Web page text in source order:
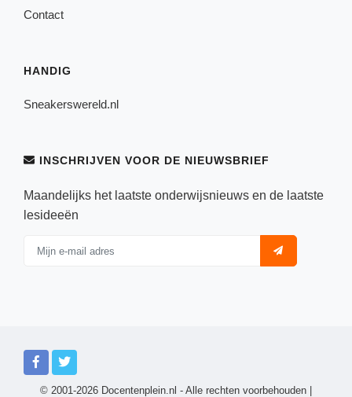
Contact
HANDIG
Sneakerswereld.nl
INSCHRIJVEN VOOR DE NIEUWSBRIEF
Maandelijks het laatste onderwijsnieuws en de laatste
lesideeën
© 2001-2026 Docentenplein.nl - Alle rechten voorbehouden |